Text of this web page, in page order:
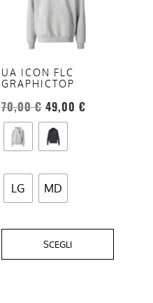
UA ICON FLC
GRAPHICTOP
70,00€ 49,00 €
LG MD
SCEGLI
varianti.
opzioni
possono
essere
scelte
nella
del
prodotto